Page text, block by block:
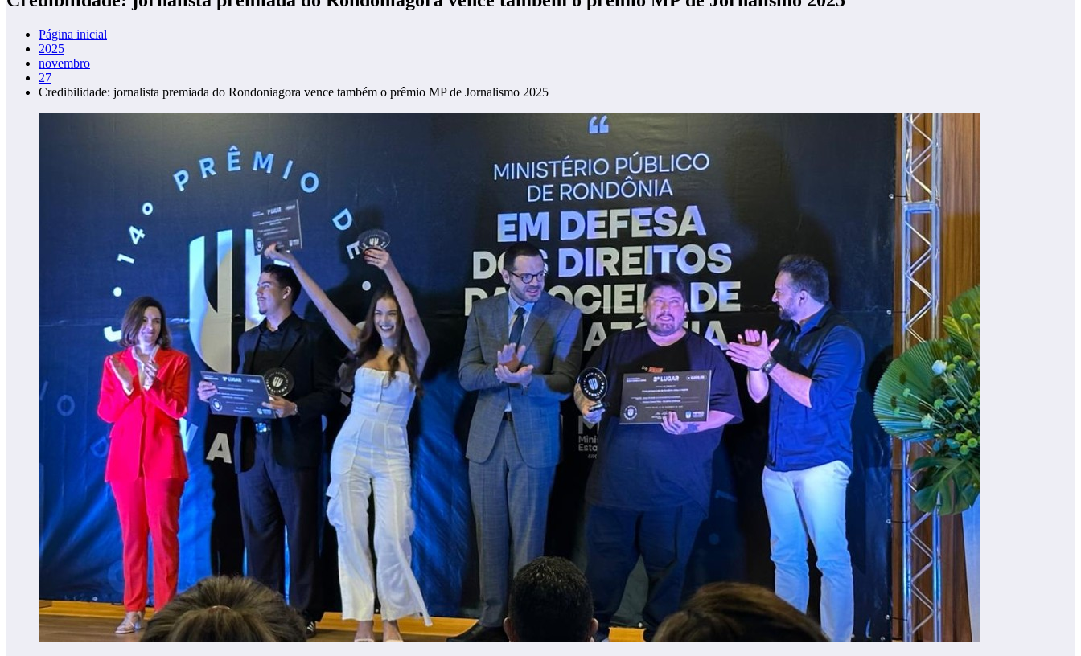
Página inicial
2025
novembro
27
Credibilidade: jornalista premiada do Rondoniagora vence também o prêmio MP de Jornalismo 2025